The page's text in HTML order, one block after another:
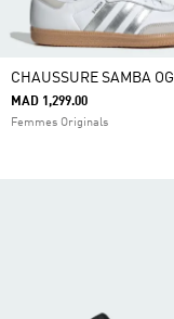
CHAUSSURE SAMBA OG
MAD 1,299.00
Femmes Originals